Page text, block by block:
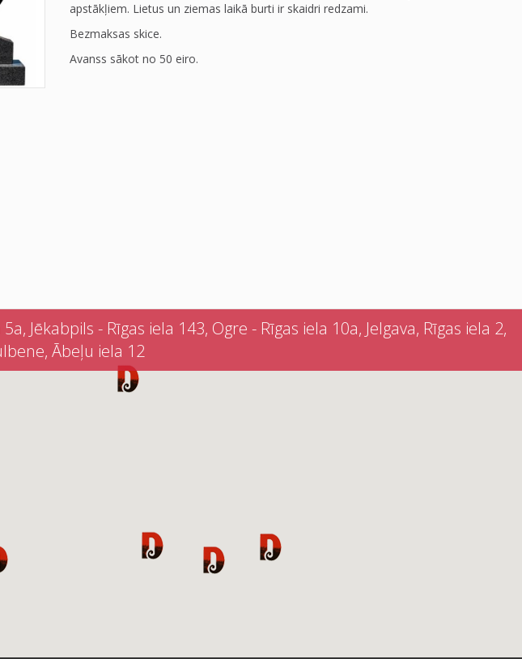
apstākļiem. Lietus un ziemas laikā burti ir skaidri redzami.
Bezmaksas skice.
Avanss sākot no 50 eiro.
Jēkabpils - Rīgas iela 143, Ogre - Rīgas iela 10a, Jelgava, Rīgas iela 2,
Ābeļu iela 12